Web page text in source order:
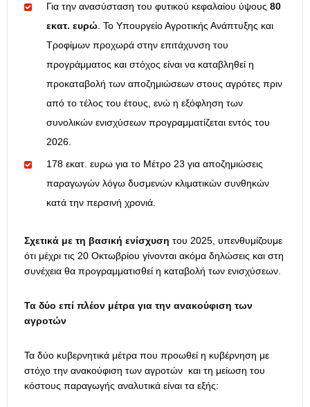
Για την ανασύσταση του φυτικού κεφαλαίου ύψους 80
εκατ. ευρώ. Το Υπουργείο Αγροτικής Ανάπτυξης και
Τροφίμων προχωρά στην επιτάχυνση του
προγράμματος και στόχος είναι να καταβληθεί η
προκαταβολή των αποζημιώσεων στους αγρότες πριν
από το τέλος του έτους, ενώ η εξόφληση των
συνολικών ενισχύσεων προγραμματίζεται εντός του
2026.
178 εκατ. ευρω για το Μέτρο 23 για αποζημιώσεις
παραγωγών λόγω δυσμενών κλιματικών συνθηκών
κατά την περσινή χρονιά.
Σχετικά με τη βασική ενίσχυση του 2025, υπενθυμίζουμε
ότι μέχρι τις 20 Οκτωβρίου γίνονται ακόμα δηλώσεις και στη
συνέχεια θα προγραμματισθεί η καταβολή των ενισχύσεων.
Τα δύο επί πλέον μέτρα για την ανακούφιση των
αγροτών
Τα δύο κυβερνητικά μέτρα που προωθεί η κυβέρνηση με
στόχο την ανακούφιση των αγροτών και τη μείωση του
κόστους παραγωγής αναλυτικά είναι τα εξής: